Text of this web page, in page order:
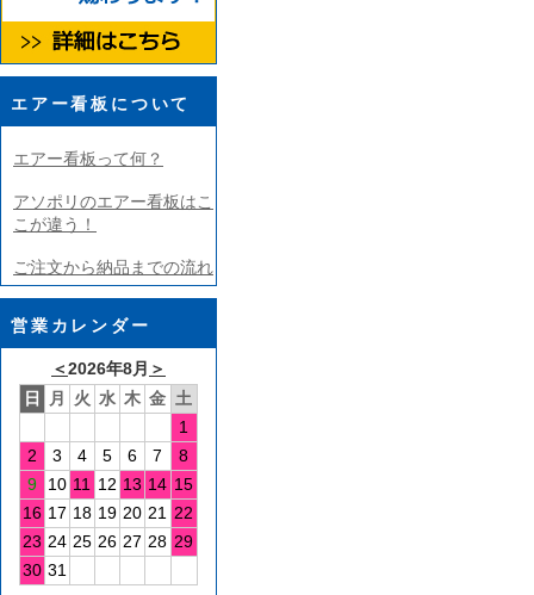
エアー看板について
エアー看板って何？
アソポリのエアー看板はこ
こが違う！
ご注文から納品までの流れ
営業カレンダー
＜2026年8月 ＞
日
月 火 水 木 金 土
1
2
3 4 5 6 7
8
9
10 11 12 13 14 15
16 17 18 19 20 21
22
23 24 25 26 27 28 29
30 31